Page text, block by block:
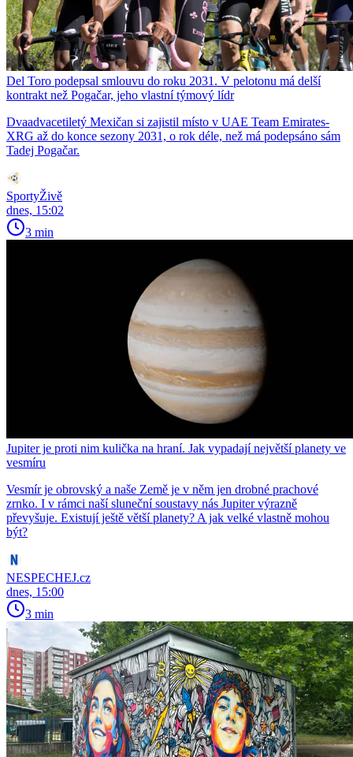
Del Toro podepsal smlouvu do roku 2031. V pelotonu má delší
kontrakt než Pogačar, jeho vlastní týmový lídr
Dvaadvacetiletý Mexičan si zajistil místo v UAE Team Emirates-
XRG až do konce sezony 2031, o rok déle, než má podepsáno sám
Tadej Pogačar.
SportyŽivě
dnes, 15:02
3 min
Jupiter je proti nim kulička na hraní. Jak vypadají největší planety ve
vesmíru
Vesmír je obrovský a naše Země je v něm jen drobné prachové
zrnko. I v rámci naší sluneční soustavy nás Jupiter výrazně
převyšuje. Existují ještě větší planety? A jak velké vlastně mohou
být?
NESPECHEJ.cz
dnes, 15:00
3 min